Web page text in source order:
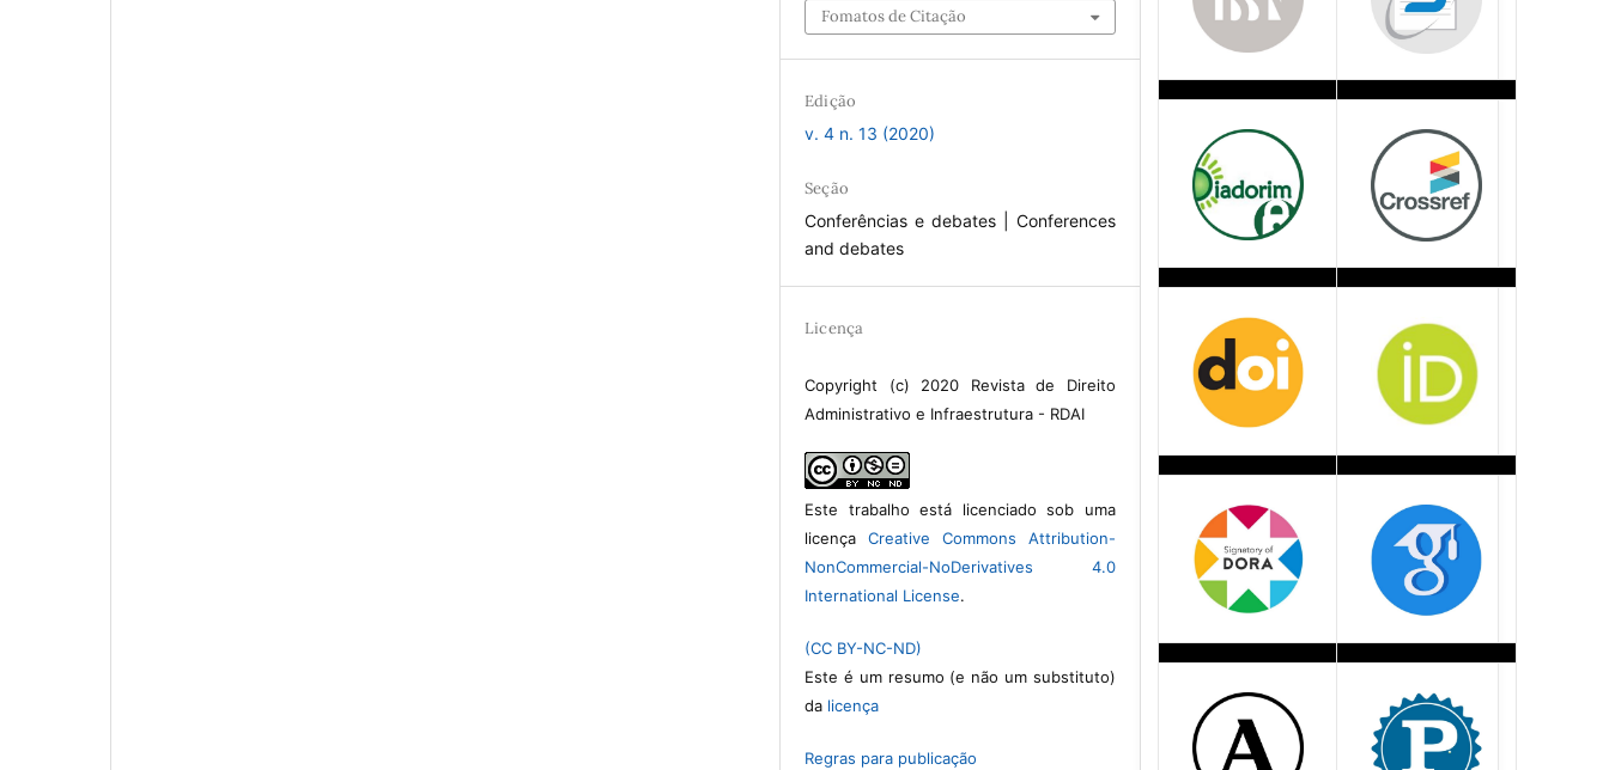
Fomatos de Citação
Edição
v. 4 n. 13 (2020)
Seção
Conferências e debates | Conferences
and debates
Licença
Copyright (c) 2020 Revista de Direito
Administrativo e Infraestrutura - RDAI
Este trabalho está licenciado sob uma
licençaCreative Commons Attribution-
NonCommercial-NoDerivatives 4.0
International License.
(CC BY-NC-ND)
Este é um resumo (e não um substituto)
da licença
Regras para publicação